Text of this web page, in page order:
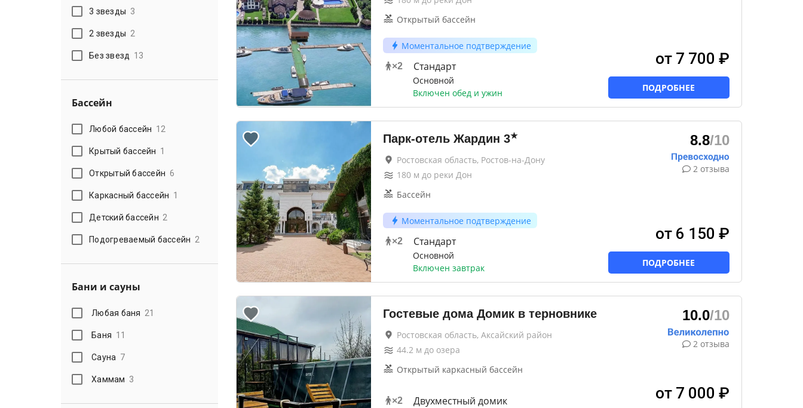
3 звезды 3
2 звезды 2
Без звезд 13
Бассейн
Любой бассейн 12
Крытый бассейн 1
Открытый бассейн 6
Каркасный бассейн 1
Детский бассейн 2
Подогреваемый бассейн 2
Бани и сауны
Любая баня 21
Баня 11
Сауна 7
Хаммам 3
Открытый бассейн
Моментальное подтверждение
×2 Стандарт
Основной
Включен обед и ужин
от 7 700 ₽
ПОДРОБНЕЕ
Парк-отель Жардин 3★
Ростовская область, Ростов-на-Дону
180м до реки Дон
Бассейн
Моментальное подтверждение
×2 Стандарт
Основной
Включен завтрак
8.8/10
2 отзыва
от 6 150 ₽
ПОДРОБНЕЕ
Гостевые дома Домик в терновнике
Ростовская область, Аксайский район
44.2м до озера
Открытый каркасный бассейн
×2 Двухместный домик
10.0/10
2 отзыва
от 7 000 ₽